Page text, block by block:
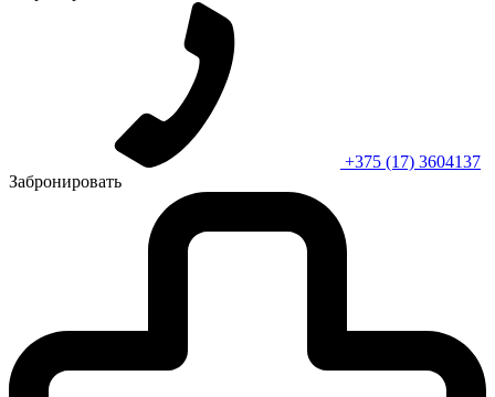
+375 (17) 3604137
Забронировать